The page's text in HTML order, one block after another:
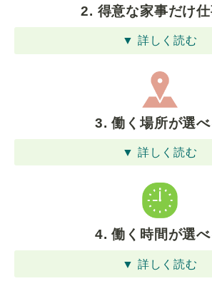
2. 得意な家事だけ
▼ 詳しく読む
3. 働く場所が選べ
▼ 詳しく読む
4. 働く時間が選べ
▼ 詳しく読む